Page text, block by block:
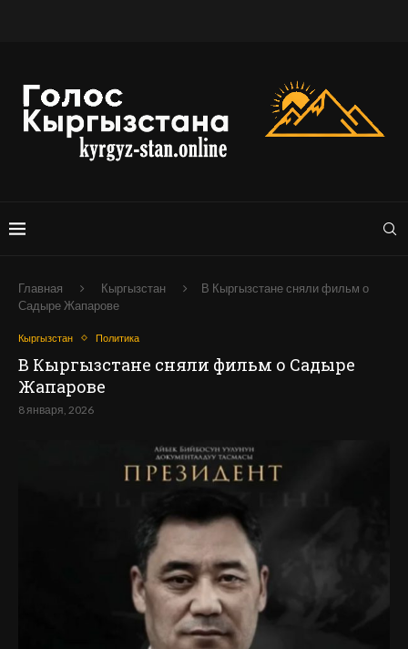
Главная Кыргызстан
В Кыргызстане сняли фильм о
Садыре Жапарове
Кыргызстан Политика
В Кыргызстане сняли фильм о Садыре
Жапарове
8 января, 2026